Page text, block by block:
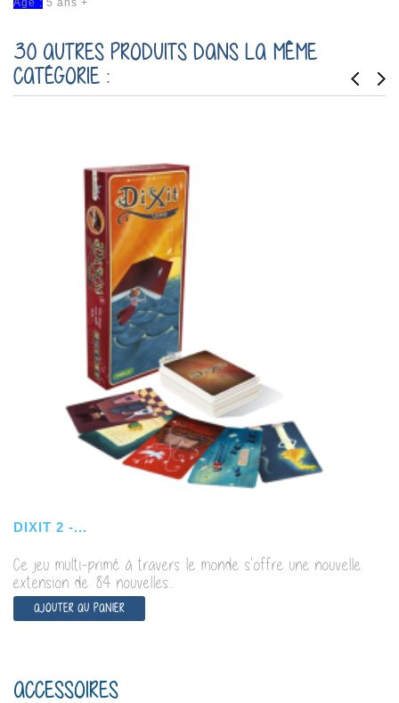
30 AUTRES PRODUITS DANS LA MÊME
CATÉGORIE :
DIXIT 2 -...
Ce jeu multi-primé à travers le monde s'offre une nouvelle
extension de 84 nouvelles...
AJOUTER AU PANIER
ACCESSOIRES